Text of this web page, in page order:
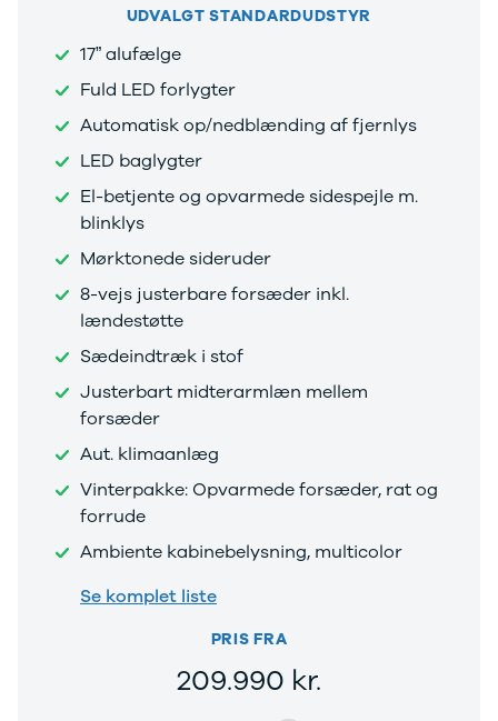
SUV med
automatgear
med
automatgear
Elbiler
Se alle elbiler
Elbil SUV
Elbil med
træk
Billig elbil
Audi
BMW
BYD
Cupra
Fiat
Ford
Hyundai
Mazda
Mercedes
MG
Nissan
Polestar
UDVALGT STANDARDUDSTYR
17” alufælge
Fuld LED forlygter
Automatisk op/nedblænding af fjernlys
LED baglygter
El-betjente og opvarmede sidespejle m.
blinklys
Mørktonede sideruder
8-vejs justerbare forsæder inkl.
lændestøtte
Sædeindtræk i stof
Justerbart midterarmlæn mellem
forsæder
Aut. klimaanlæg
Vinterpakke: Opvarmede forsæder, rat og
forrude
Ambiente kabinebelysning, multicolor
Se komplet liste
PRIS FRA
209.990 kr.